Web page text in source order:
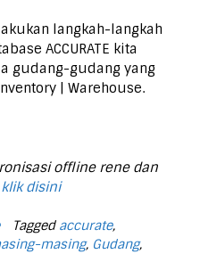
langkah-langkah
ACCURATE kita
gudang-gudang yang
| Warehouse.
offline rene dan
klik disini
Tagged accurate,
masing, Gudang,